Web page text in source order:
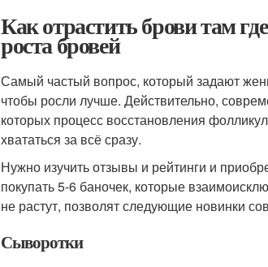
Как отрастить брови там
роста бровей
Самый частый вопрос, который задают
чтобы росли лучше. Действительно,
которых процесс восстановления
хвататься за всё сразу.
Нужно изучить отзывы и рейтинги и
покупать 5-6 баночек, которые
не растут, позволят следующие новинки
Сыворотки